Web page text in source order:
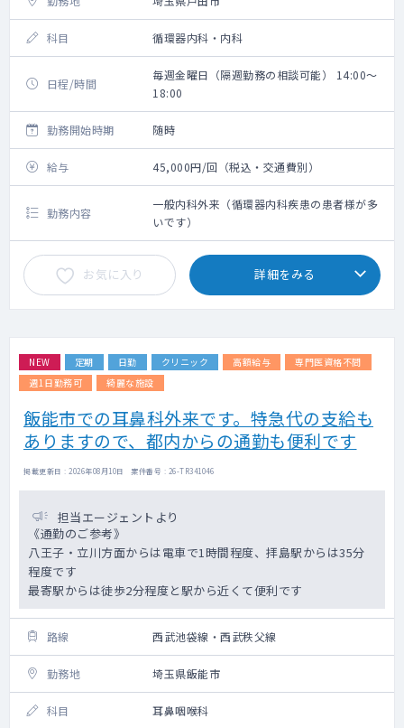
科目 循環器内科・内科
日程/時間
毎週金曜日（隔週勤務の相談可能） 14:00～
18:00
勤務開始時期 随時
給与 45,000円/回（税込・交通費別）
勤務内容
一般内科外来（循環器内科疾患の患者様が多
いです）
お気に入り 詳細をみる
NEW 定期 日勤 クリニック 高額給与
専門医資格不問
週1日勤務可
綺麗な施設
飯能市での耳鼻科外来です。特急代の支給も
ありますので、都内からの通勤も便利です
掲載更新日 : 2026年08月10日 案件番号 : 26-TR341046
担当エージェントより
《通勤のご参考》
八王子・立川方面からは電車で1時間程度、拝島駅からは35分
程度です
最寄駅からは徒歩2分程度と駅から近くて便利です
路線 西武池袋線・西武秩父線
勤務地 埼玉県飯能市
科目 耳鼻咽喉科